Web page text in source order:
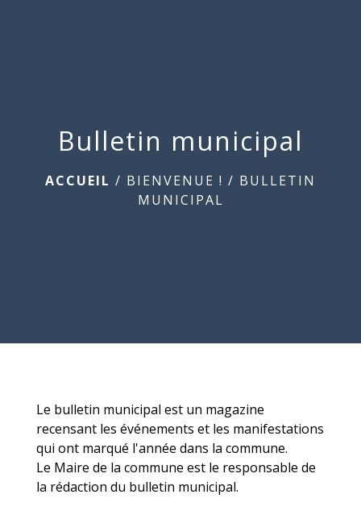
Bulletin municipal
ACCUEIL / BIENVENUE ! / BULLETIN
MUNICIPAL
Le bulletin municipal est un magazine
recensant les événements et les manifestations
qui ont marqué l'année dans la commune.
Le Maire de la commune est le responsable de
la rédaction du bulletin municipal.